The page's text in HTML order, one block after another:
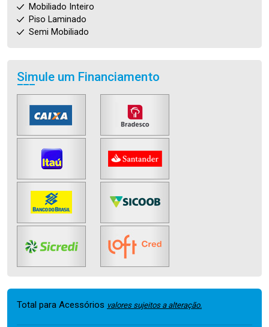
Mobiliado Inteiro
Piso Laminado
Semi Mobiliado
Simule um Financiamento
Total para Acessórios valores sujeitos a alteração.